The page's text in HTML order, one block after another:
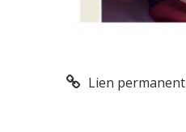
Lien permanent